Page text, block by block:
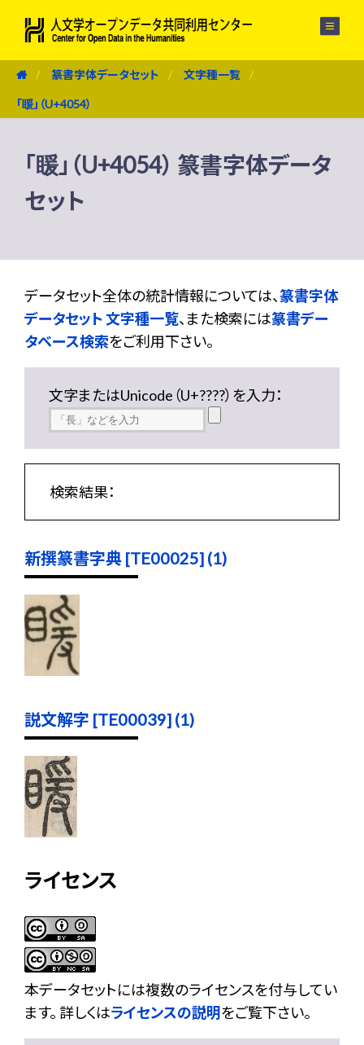
篆書字体データセット 文字種一覧
「䁔」（U+4054）
「䁔」（U+4054） 篆書字体データ
セット
データセット全体の統計情報については、篆書字体
データセット 文字種一覧、また検索には篆書デー
タベース検索をご利用下さい。
文字またはUnicode（U+????）を入力：
検索結果：
新撰篆書字典 [TE00025] (1)
説文解字 [TE00039] (1)
ライセンス
本データセットには複数のライセンスを付与してい
ます。 詳しくはライセンスの説明をご覧下さい。